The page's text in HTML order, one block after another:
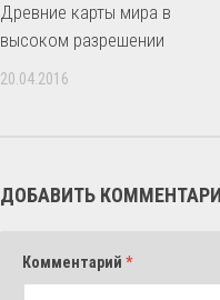
Древние карты мира в
высоком разрешении
20.04.2016
ДОБАВИТЬ
Комментарий *